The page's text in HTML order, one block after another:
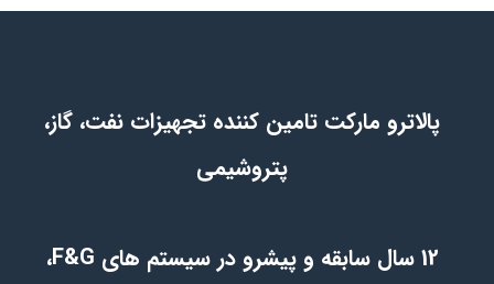
پالاترو مارکت تامین کننده تجهیزات نفت، گاز،
پتروشیمی
12 سال سابقه و پیشرو در سیستم های F&G،